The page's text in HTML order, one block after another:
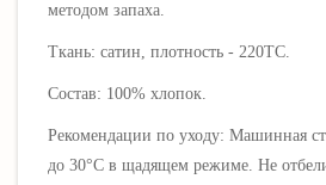
методом запаха.
Ткань: сатин, плотность - 220ТС.
Состав: 100% хлопок.
Рекомендации по уходу: Машинная
до 30°C в щадящем режиме. Не